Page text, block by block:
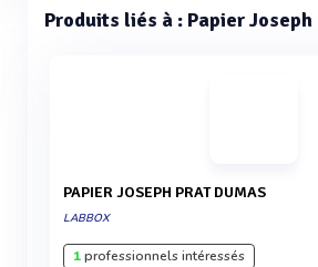
Produits liés à : Papier Joseph
PAPIER JOSEPH PRAT DUMAS
LABBOX
1professionnels intéressés